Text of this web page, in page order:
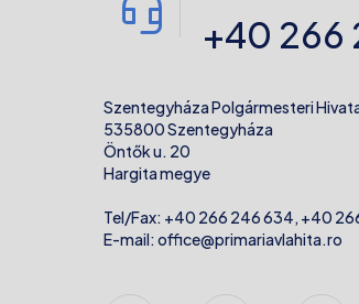
+40 266
Szentegyháza Polgármesteri
535800 Szentegyháza
Öntők u. 20
Hargita megye
Tel/Fax: +40 266 246 634, +40
E-mail: office@primariavlahita.ro